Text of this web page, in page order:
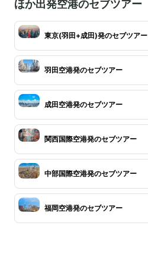
ほか出発空港のセブツアー
東京(羽田+成田)発のセブツアー
羽田空港発のセブツアー
成田空港発のセブツアー
関西国際空港発のセブツアー
中部国際空港発のセブツアー
福岡空港発のセブツアー